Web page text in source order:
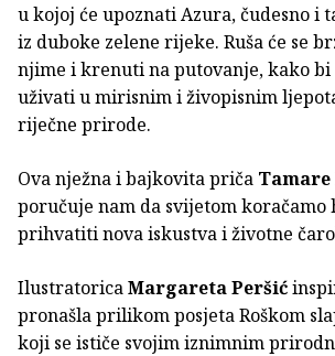
u kojoj će upoznati Azura, čudesno i
iz duboke zelene rijeke. Ruša će se
njime i krenuti na putovanje, kako bi
uživati u mirisnim i živopisnim
riječne prirode.
Ova nježna i bajkovita priča
poručuje nam da svijetom
prihvatiti nova iskustva i životne
IlustratoricaMargareta Peršić
pronašla prilikom posjeta Roškom
koji se ističe svojim iznimnim